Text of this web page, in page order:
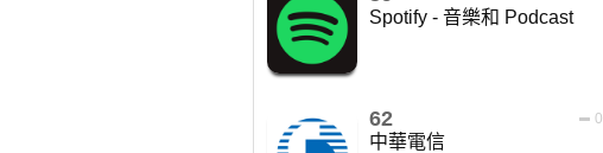
Spotify - 音樂和 Podcast
62 0
中華電信